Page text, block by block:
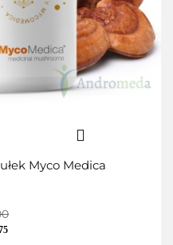
Myco Medica